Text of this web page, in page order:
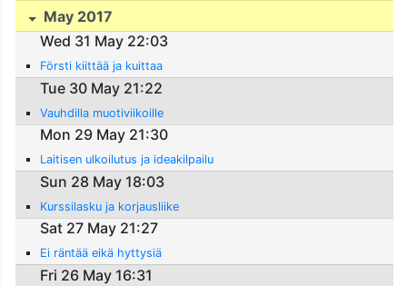
May 2017
Wed 31 May 22:03
Försti kiittää ja kuittaa
Tue 30 May 21:22
Vauhdilla muotiviikoille
Mon 29 May 21:30
Laitisen ulkoilutus ja ideakilpailu
Sun 28 May 18:03
Kurssilasku ja korjausliike
Sat 27 May 21:27
Ei räntää eikä hyttysiä
Fri 26 May 16:31